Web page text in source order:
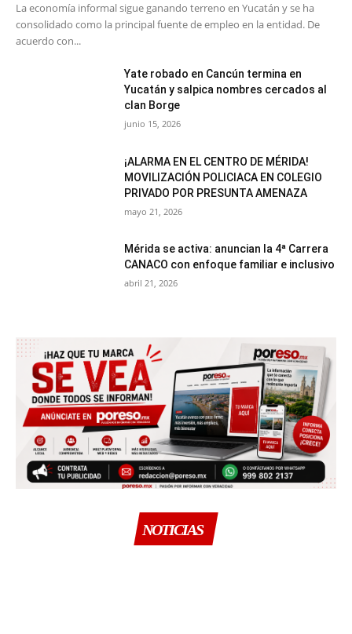
La economía informal sigue ganando terreno en Yucatán y se ha
consolidado como la principal fuente de empleo en la entidad. De
acuerdo con...
Yate robado en Cancún termina en
Yucatán y salpica nombres cercados al
clan Borge
junio 15, 2026
¡ALARMA EN EL CENTRO DE MÉRIDA!
MOVILIZACIÓN POLICIACA EN COLEGIO
PRIVADO POR PRESUNTA AMENAZA
mayo 21, 2026
Mérida se activa: anuncian la 4ª Carrera
CANACO con enfoque familiar e inclusivo
abril 21, 2026
NOTICIAS